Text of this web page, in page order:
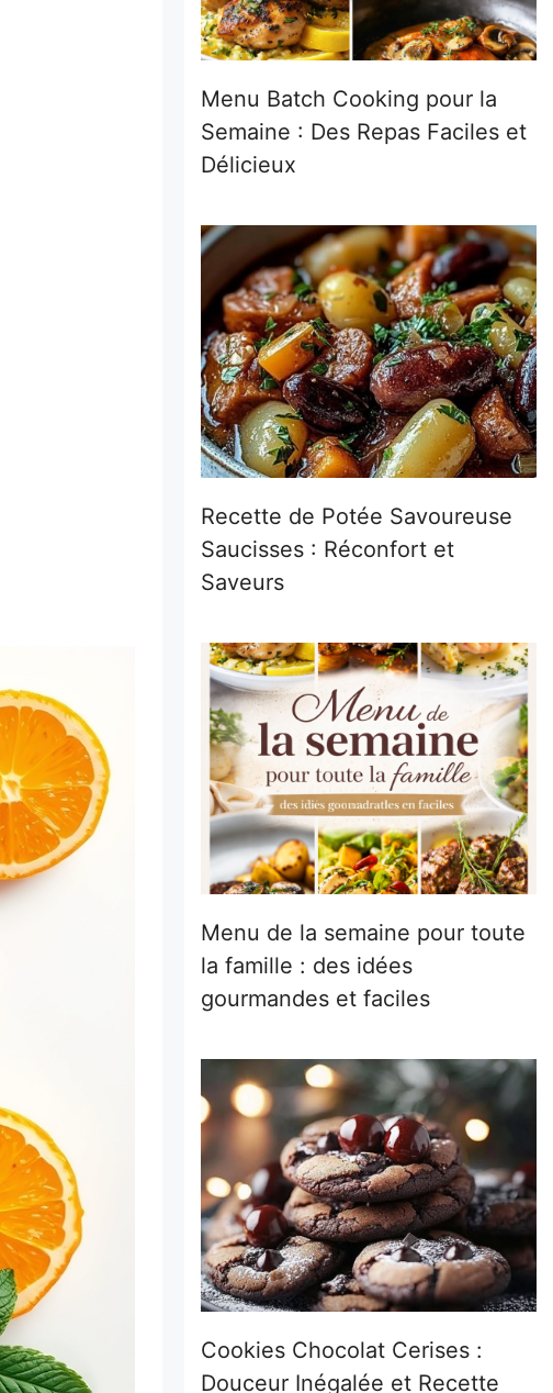
Menu Batch Cooking pour la
Semaine : Des Repas Faciles et
Délicieux
Recette de Potée Savoureuse
Saucisses : Réconfort et
Saveurs
Menu de la semaine pour toute
la famille : des idées
gourmandes et faciles
Cookies Chocolat Cerises :
Douceur Inégalée et Recette